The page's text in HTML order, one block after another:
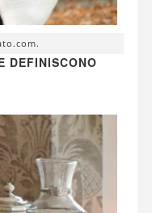
DEFINISCONO